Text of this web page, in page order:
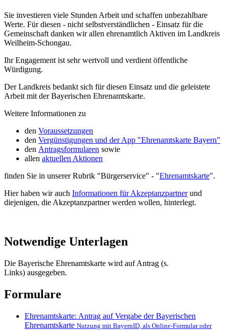
Sie investieren viele Stunden Arbeit und schaffen unbezahlbare
Werte. Für diesen - nicht selbstverständlichen - Einsatz für die
Gemeinschaft danken wir allen ehrenamtlich Aktiven im Landkreis
Weilheim-Schongau.
Ihr Engagement ist sehr wertvoll und verdient öffentliche
Würdigung.
Der Landkreis bedankt sich für diesen Einsatz und die geleistete
Arbeit mit der Bayerischen Ehrenamtskarte.
Weitere Informationen zu
den Voraussetzungen
den Vergünstigungen und der App "Ehrenamtskarte Bayern"
den Antragsformularen sowie
allen aktuellen Aktionen
finden Sie in unserer Rubrik "Bürgerservice" - "Ehrenamtskarte".
Hier haben wir auch Informationen für Akzeptanzpartnerund
diejenigen, die Akzeptanzpartner werden wollen, hinterlegt.
Notwendige Unterlagen
Die Bayerische Ehrenamtskarte wird auf Antrag (s.
Links) ausgegeben.
Formulare
Ehrenamtskarte: Antrag auf Vergabe der Bayerischen
Ehrenamtskarte Nutzung mit BayernID, als Online-Formular oder